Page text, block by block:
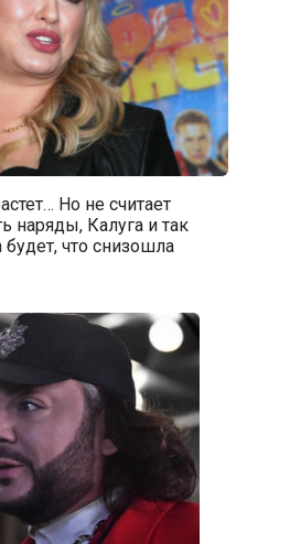
Но не считает
наряды, Калуга и так
будет, что снизошла